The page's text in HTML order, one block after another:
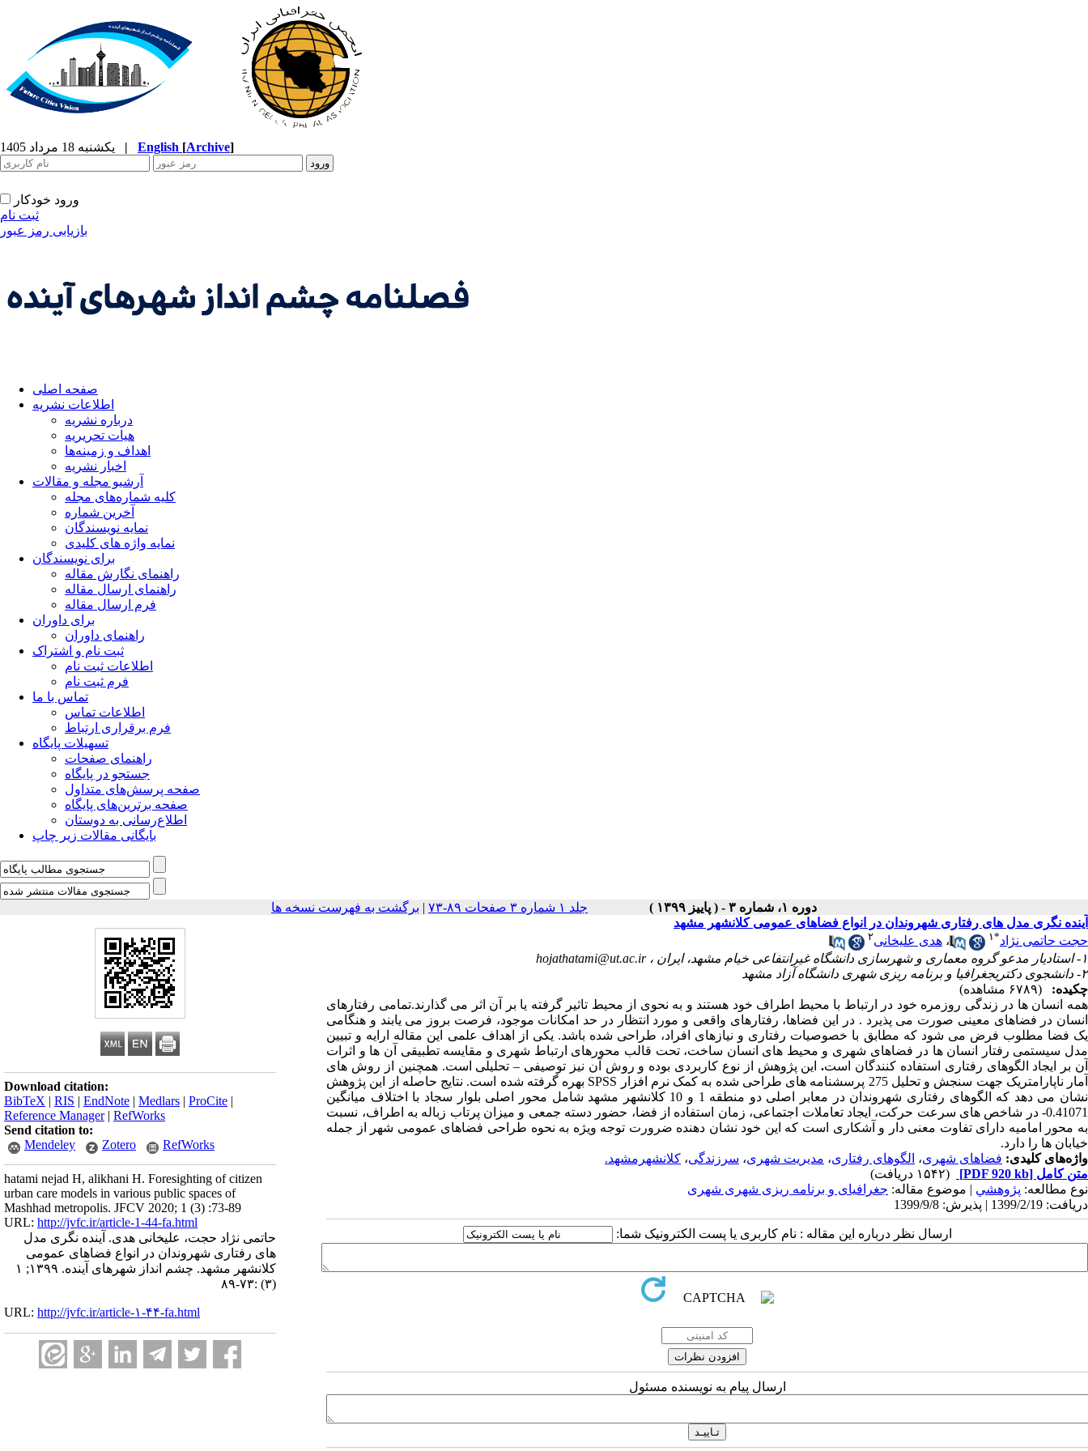
| English [Archive]
ورود خودکار
ثبت نام
بازیابی رمز عبور
صفحه اصلی
اطلاعات نشریه
درباره نشریه
هیات تحریریه
اهداف و زمینه‌ها
اخبار نشریه
آرشیو مجله و مقالات
کلیه شماره‌های مجله
آخرین شماره
نمایه نویسندگان
نمایه واژه های کلیدی
برای نویسندگان
راهنمای نگارش مقاله
راهنمای ارسال مقاله
فرم ارسال مقاله
برای داوران
راهنمای داوران
ثبت نام و اشتراک
اطلاعات ثبت نام
فرم ثبت نام
تماس با ما
اطلاعات تماس
فرم برقراری ارتباط
تسهیلات پایگاه
راهنمای صفحات
جستجو در پایگاه
صفحه پرسش‌های متداول
صفحه برترین‌های پایگاه
اطلاع‌رسانی به دوستان
بایگانی مقالات زیر چاپ
دوره ۱، شماره ۳ - ( پاییز ۱۳۹۹ ) جلد ۱ شماره ۳ صفحات ۸۹-۷۳ | برگشت به فهرست نسخه ها
Download citation:
BibTeX | RIS | EndNote | Medlars | ProCite |
Reference Manager| RefWorks
Send citation to:
Mendeley
Zotero RefWorks
hatami nejad H, alikhani H. Foresighting of citizen
urban care models in various public spaces of
Mashhad metropolis. JFCV 2020; 1 (3) :73-89
URL: http://jvfc.ir/article-1-44-fa.html
حاتمی نژاد حجت، علیخانی هدی. آینده نگری مدل
های رفتاری شهروندان در انواع فضاهای عمومی
کلانشهر مشهد. چشم انداز شهرهای آینده. ۱۳۹۹; ۱
(۳) :۷۳-۸۹
URL: http://jvfc.ir/article-۱-۴۴-fa.html
آینده نگری مدل های رفتاری شهروندان در انواع فضاهای عمومی کلانشهر مشهد
حجت حاتمی نژاد*۱ ، هدی علیخانی۲
۱- استادیار مدعو گروه معماری و شهرسازی دانشگاه غیرانتفاعی خیام مشهد، ایران ،
hojathatami@ut.ac.ir
۲- دانشجوی دکتریجغرافیا و برنامه ریزی شهری دانشگاه آزاد مشهد
چکیده:
(۶۷۸۹ مشاهده)
همه انسان ها در زندگی روزمره خود در ارتباط با محیط اطراف خود هستند و به نحوی از محیط تاثیر گرفته یا بر آن اثر می گذارند.تمامی رفتارهای
انسان در فضاهای معینی صورت می پذیرد . در این فضاها، رفتارهای واقعی و مورد انتظار در حد امکانات موجود، فرصت بروز می یابند و هنگامی
یک فضا مطلوب فرض می شود که مطابق با خصوصیات رفتاری و نیازهای افراد، طراحی شده باشد. یکی از اهداف علمی این مقاله ارایه و تبیین
مدل سیستمی رفتار انسان ها در فضاهای شهری و محیط های انسان ساخت، تحت قالب محورهای ارتباط شهری و مقایسه تطبیقی آن ها و اثرات
آن بر ایجاد الگوهای رفتاری استفاده کنندگان است.این پژوهش از نوع کاربردی بوده و روش آن نیز توصیفی – تحلیلی است. همچنین از روش های
آمار ناپارامتریک جهت سنجش و تحلیل 275 پرسشنامه های طراحی شده به کمک نرم افزار
SPSS بهره گرفته شده است. نتایج حاصله از این پژوهش
نشان می دهد که الگوهای رفتاری شهروندان در معابر اصلی دو منطقه 1 و 10 کلانشهر مشهد شامل محور اصلی بلوار سجاد با اختلاف میانگین
-0.41071 در شاخص های سرعت حرکت، ایجاد تعاملات اجتماعی، زمان استفاده از فضا، حضور دسته جمعی و میزان پرتاب زباله به اطراف، نسبت
به محور امامیه دارای تفاوت معنی دار و آشکاری است که این خود نشان دهنده ضرورت توجه ویژه به نحوه طراحی فضاهای عمومی شهر از جمله
خیابان ها را دارد.
واژه‌های کلیدی: فضاهای شهری، الگوهای رفتاری، مدیریت شهری، سرزندگی، کلانشهرمشهد.
متن کامل [PDF 920 kb]
(۱۵۴۲ دریافت)
نوع مطالعه: پژوهشي | موضوع مقاله: جغرافیای و برنامه ریزی شهری شهری
دریافت: 1399/2/19 | پذیرش: 1399/9/8
ارسال نظر درباره این مقاله : نام کاربری یا پست الکترونیک شما:
ارسال پیام به نویسنده مسئول